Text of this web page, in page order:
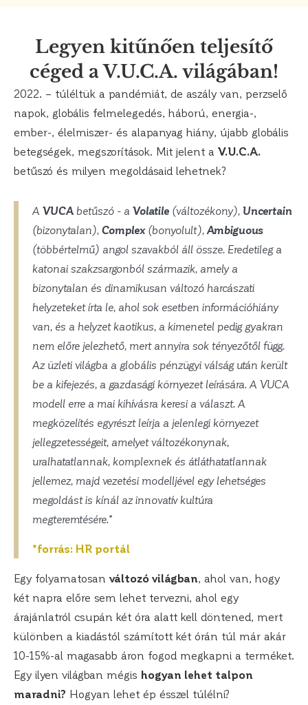
Legyen kitűnően teljesítő
céged a V.U.C.A. világában!
2022. – túléltük a pandémiát, de aszály van, perzselő
napok, globális felmelegedés, háború, energia-,
ember-, élelmiszer- és alapanyag hiány, újabb globális
betegségek, megszorítások. Mit jelent a V.U.C.A.
betűszó és milyen megoldásaid lehetnek?
A VUCA betűszó - a Volatile (változékony), Uncertain
(bizonytalan), Complex(bonyolult), Ambiguous
(többértelmű) angol szavakból áll össze. Eredetileg a
katonai szakzsargonból származik, amely a
bizonytalan és dinamikusan változó harcászati
helyzeteket írta le, ahol sok esetben információhiány
van, és a helyzet kaotikus, a kimenetel pedig gyakran
nem előre jelezhető, mert annyira sok tényezőtől függ.
Az üzleti világba a globális pénzügyi válság után került
be a kifejezés, a gazdasági környezet leírására. A VUCA
modell erre a mai kihívásra keresi a választ. A
megközelítés egyrészt leírja a jelenlegi környezet
jellegzetességeit, amelyet változékonynak,
uralhatatlannak, komplexnek és átláthatatlannak
jellemez, majd vezetési modelljével egy lehetséges
megoldást is kínál az innovatív kultúra
megteremtésére.*
*forrás: HR portál
Egy folyamatosan változó világban , ahol van, hogy
két napra előre sem lehet tervezni, ahol egy
árajánlatról csupán két óra alatt kell döntened, mert
különben a kiadástól számított két órán túl már akár
10-15%-al magasabb áron fogod megkapni a terméket.
Egy ilyen világban mégis hogyan lehet talpon
maradni? Hogyan lehet ép ésszel túlélni?